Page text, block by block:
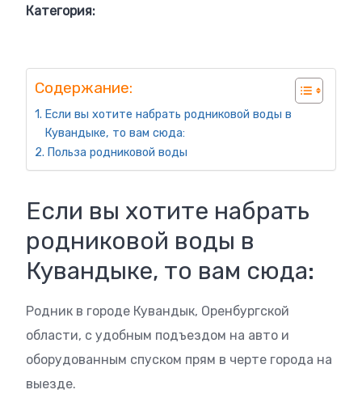
Категория:
Содержание:
Если вы хотите набрать родниковой воды в
Кувандыке, то вам сюда:
Польза родниковой воды
Если вы хотите набрать
родниковой воды в
Кувандыке, то вам сюда:
Родник в городе Кувандык, Оренбургской
области, с удобным подъездом на авто и
оборудованным спуском прям в черте города на
выезде.